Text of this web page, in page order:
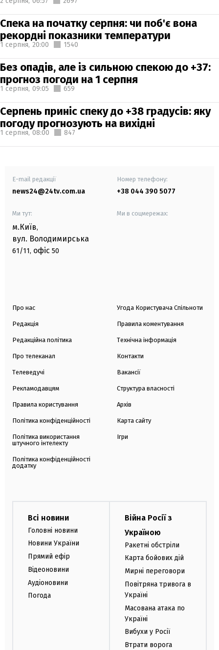
Спека на початку серпня: чи поб'є вона
рекордні показники температури
1 серпня, 20:00 1540
Без опадів, але із сильною спекою до +37:
прогноз погоди на 1 серпня
1 серпня, 09:05 659
Серпень приніс спеку до +38 градусів: яку
погоду прогнозують на вихідні
1 серпня, 08:00 847
E-mail редакції
news24@24tv.com.ua
Номер телефону:
+38 044 390 5077
Ми тут:
м.Київ,
вул. Володимирська
61/11, офіс 50
Ми в соцмережах:
Про нас
Редакція
Редакційна політика
Про телеканал
Телеведучі
Рекламодавцям
Правила користування
Політика конфіденційності
Політика використання
штучного інтелекту
Політика конфіденційності
додатку
Угода Користувача Спільноти
Правила коментування
Технічна інформація
Контакти
Вакансії
Структура власності
Архів
Карта сайту
Ігри
Всі новини
Головні новини
Новини України
Прямий ефір
Відеоновини
Аудіоновини
Погода
Війна Росії з
Україною
Ракетні обстріли
Карта бойових дій
Мирні переговори
Повітряна тривога в
Україні
Масована атака по
Україні
Вибухи у Росії
Втрати ворога